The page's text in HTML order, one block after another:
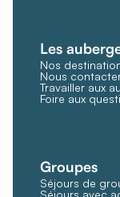
Les
Nos
Nous
Travailler aux
Foire aux
Groupes
Séjours de